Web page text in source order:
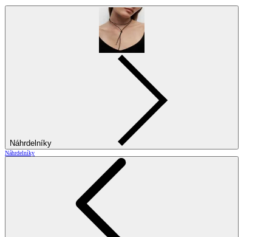
Náhrdelníky
Náhrdelníky